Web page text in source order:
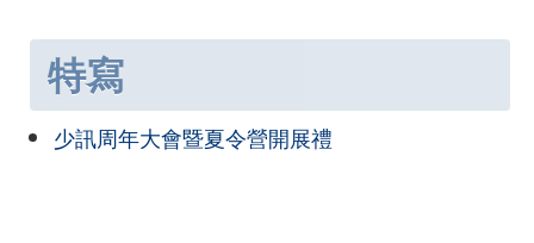
特寫
少訊周年大會暨夏令營開展禮